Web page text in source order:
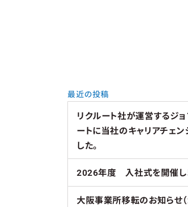
最近の投稿
リクルート社が運営するジ
ートに当社のキャリアチェ
した。
2026年度 入社式を開催し
大阪事業所移転のお知らせ